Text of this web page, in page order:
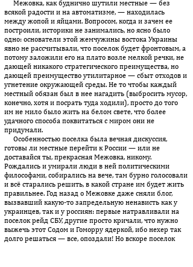
Межовка, как буднично шутили местные — без
всякой радос­ти и на автоматизме, — находилась
между жопой и яйцами. Во­про­сом, когда и зачем ее
построили, историки не занимались, но ясно было
одно: основатели этой жемчужины востока Украины
явно не рассчитывали, что поселок будет фронтовым, а
потому заложили его на плато возле мелкой речки, не
дающей никакого стратегического преимущества, но
дающей преимущество утилитарное — сбыт отходов и
угнетение окружающей среды. Не то чтобы каждый
местный обязан был в нее нагадить (выбросить мусор,
конечно, хотя и посрать туда ходили), просто до того
им не мило было жить на белом свете, что более
удачного способа поквитаться с миром они не
придумали.
Особенностью поселка была вечная дискуссия,
готовы ли местные перейти к России — или не
доставайся ты, прекрасная Межовка, никому.
Рождались и умирали люди в ней политическими
философами, собирались на вече, там бурно голосовали
и всё старались решить, в какой стране им будет жить
правильнее. Год назад о Межовке даже сняли блог,
вызвавший какую-то запредельную ненависть как у
украинцев, так и у россиян: первые натравливали на
поселок рейд СБУ, другие просто кричали, что нужно
выжечь этот Содом и Гоморру ядеркой, ибо нехер так
долго решаться — все, опоздали! Но вскоре поселок